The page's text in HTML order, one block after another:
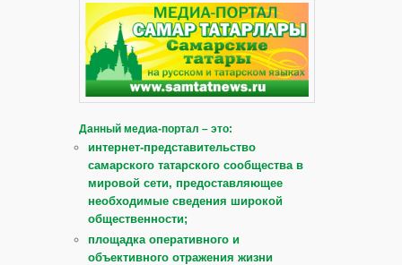
Данный медиа-портал – это:
интернет-представительство
самарского татарского сообщества в
мировой сети, предоставляющее
необходимые сведения широкой
общественности;
площадка оперативного и
объективного отражения жизни